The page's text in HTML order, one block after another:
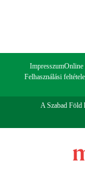
ImpresszumOnline
Felhasználási
A Szabad